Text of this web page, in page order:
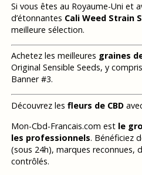
Si vous êtes au Royaume-Uni et
d’étonnantes Cali Weed Strain
meilleure sélection.
Achetez les meilleures graines
Original Sensible Seeds, y
Banner #3.
Découvrez les fleurs de CBD
Mon-Cbd-Francais.com est le
les professionnels. Bénéficiez
(sous 24h), marques reconnues,
contrôlés.